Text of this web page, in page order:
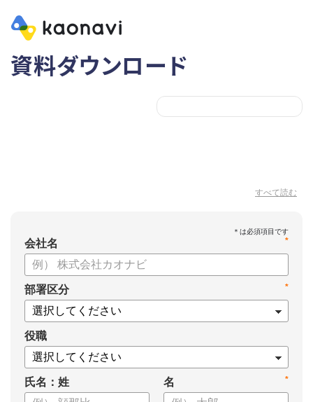
資料ダウンロード
すべて読む
*
会社名
*
部署区分
役職
氏名：姓 *
名